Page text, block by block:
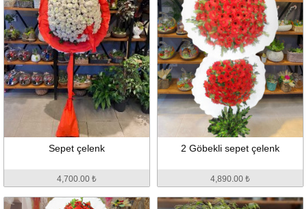
Sepet çelenk
4,700.00 ₺
2 Göbekli sepet çelenk
4,890.00 ₺